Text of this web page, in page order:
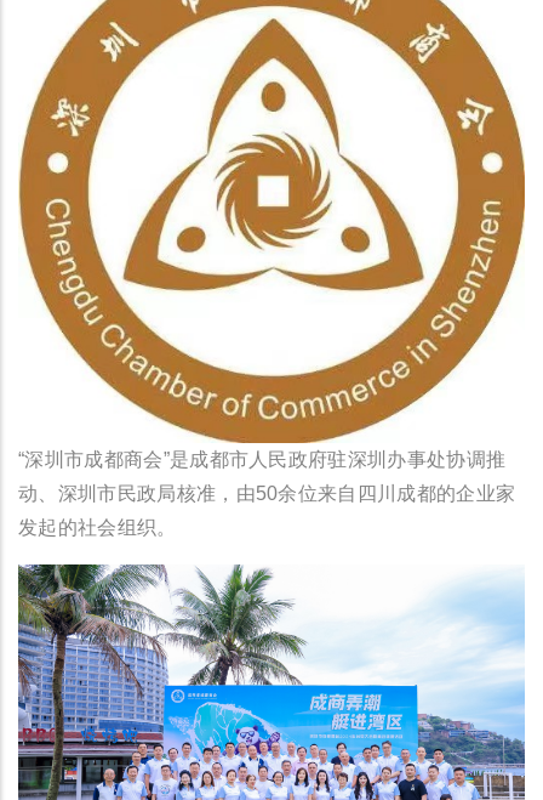
“深圳市成都商会”是成都市人民政府驻深圳办事处协调推
动、深圳市民政局核准，由50余位来自四川成都的企业家
发起的社会组织。